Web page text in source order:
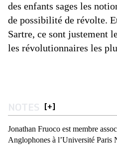
des enfants sages les
de possibilité de révolte.
Sartre, ce sont justement
les révolutionnaires les
NOTES [+]
Jonathan Fruoco est membre
Anglophones à l’Université Paris